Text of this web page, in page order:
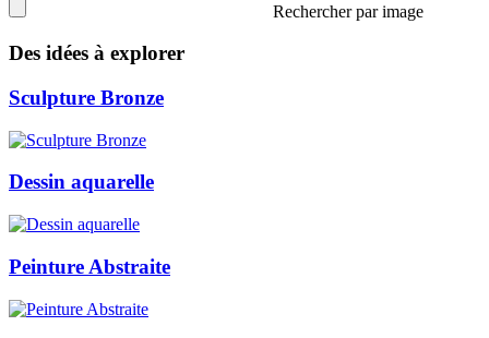
Rechercher par image
Des idées à explorer
Sculpture Bronze
Dessin aquarelle
Peinture Abstraite